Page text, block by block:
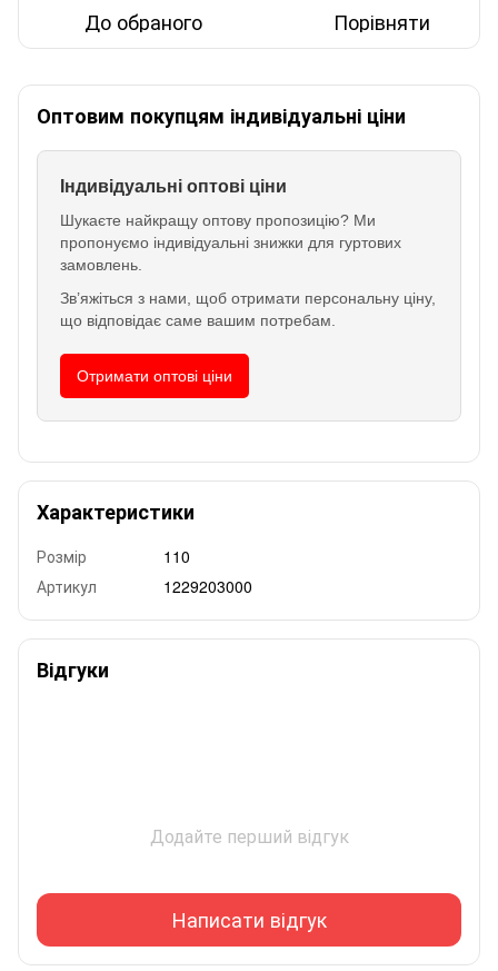
До обраного Порівняти
Оптовим покупцям індивідуальні ціни
Індивідуальні оптові ціни
Шукаєте найкращу оптову пропозицію? Ми
пропонуємо індивідуальні знижки для гуртових
замовлень.
Зв’яжіться з нами, щоб отримати персональну ціну,
що відповідає саме вашим потребам.
Отримати оптові ціни
Характеристики
Розмір
110
Артикул
1229203000
Відгуки
Додайте перший відгук
Написати відгук